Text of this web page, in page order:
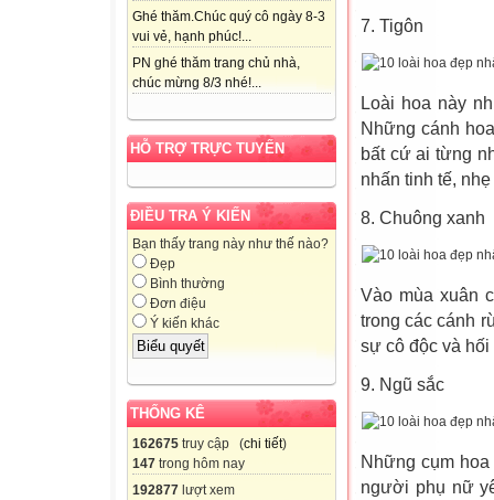
Ghé thăm.Chúc quý cô ngày 8-3
vui vẻ, hạnh phúc!...
PN ghé thăm trang chủ nhà,
chúc mừng 8/3 nhé!...
HỖ TRỢ TRỰC TUYẾN
ĐIỀU TRA Ý KIẾN
Bạn thấy trang này như thế nào?
Đẹp
Bình thường
Đơn điệu
Ý kiến khác
THỐNG KÊ
162675 truy cập (chi tiết)
147 trong hôm nay
192877 lượt xem
7. Tigôn
Loài hoa này
Những cánh
bất cứ ai từng
nhấn tinh tế,
8. Chuông xanh
Vào mùa xuân
trong các cánh
sự cô độc và hối
9. Ngũ sắc
Những cụm
người phụ nữ